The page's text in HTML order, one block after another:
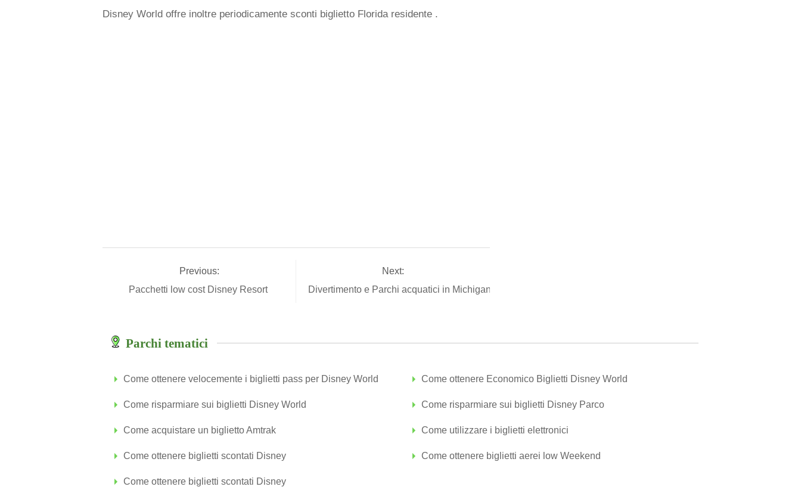
Disney World offre inoltre periodicamente sconti biglietto Florida residente .
Previous:
Pacchetti low cost Disney Resort
Next:
Divertimento e Parchi acquatici in Michigan
Parchi tematici
Come ottenere velocemente i biglietti pass per Disney World Come ottenere Economico Biglietti Disney World
Come risparmiare sui biglietti Disney World Come risparmiare sui biglietti Disney Parco
Come acquistare un biglietto Amtrak Come utilizzare i biglietti elettronici
Come ottenere biglietti scontati Disney Come ottenere biglietti aerei low Weekend
Come ottenere biglietti scontati Disney